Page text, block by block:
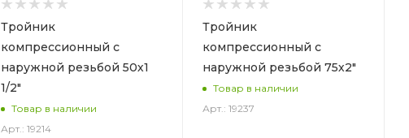
Тройник
компрессионный с
наружной резьбой 50х1
1/2"
Товар в наличии
Арт.: 19214
Тройник
компрессионный с
наружной резьбой 75х2"
Товар в наличии
Арт.: 19237